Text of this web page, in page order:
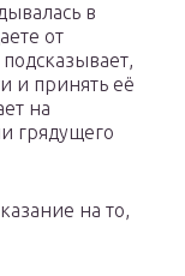
в
от
и принять её
на
грядущего
на то,